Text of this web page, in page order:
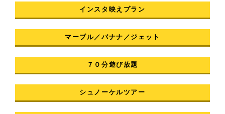
インスタ映えプラン
マーブル／バナナ／ジェット
７０分遊び放題
シュノーケルツアー